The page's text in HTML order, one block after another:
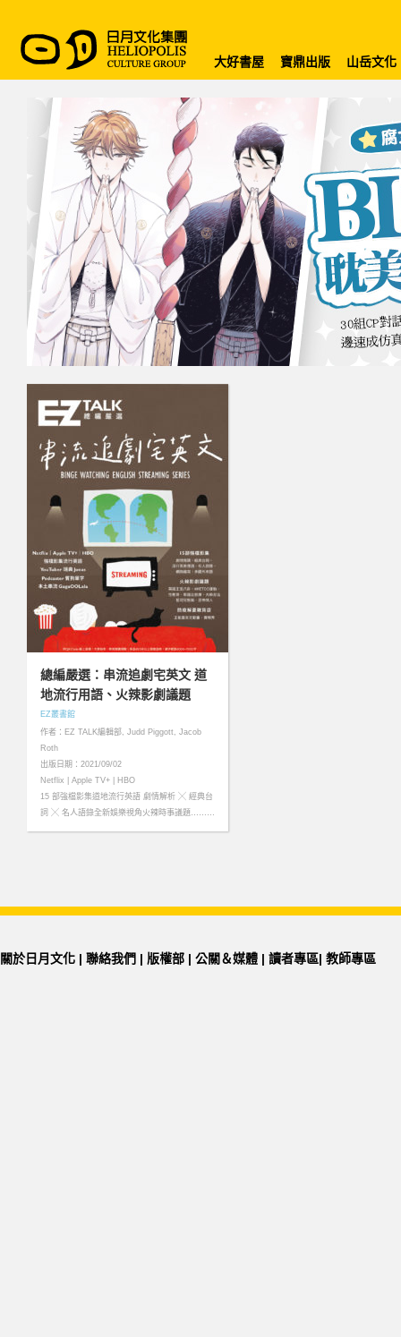
大好書屋 寶鼎出版 山岳文化
總編嚴選：串流追劇宅英文 道
地流行用語、火辣影劇議題
EZ叢書館
作者：EZ TALK編輯部, Judd Piggott, Jacob
Roth
出版日期：2021/09/02
Netflix | Apple TV+ | HBO
15 部強檔影集道地流行英語 劇情解析 ╳ 經典台
詞 ╳ 名人語錄全新娛樂視角火辣時事議題………
關於日月文化 | 聯絡我們 | 版權部 | 公關＆媒體 | 讀者專區| 教師專區